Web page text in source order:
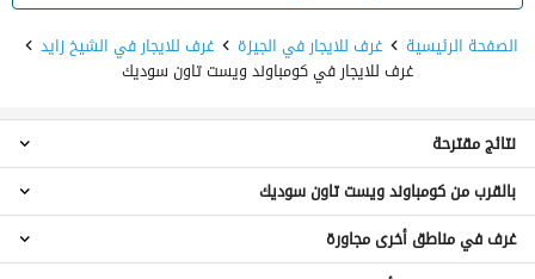
الصفحة الرئيسية
غرف للايجار في الجيزة غرف للايجار في الشيخ زايد
غرف للايجار في كومباوند ويست تاون سوديك
شقق للايجار في كومباوند ويست تاون سوديك
دوبليكس للايجار في كومباوند ويست تاون سوديك
تاون هاوس للايجار في كومباوند ويست تاون سوديك
نتائج مقترحة
غرف للايجار في كومباوند وان 16
غرف للايجار في كومباوند بيفرلى هيلز
بالقرب من كومباوند ويست تاون سوديك
غرف في مناطق أخرى مجاورة